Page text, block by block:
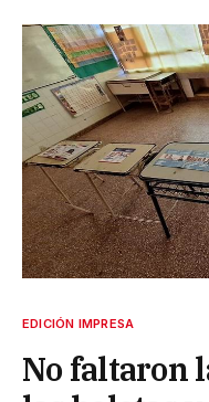
EDICIÓN IMPRESA
No faltaron